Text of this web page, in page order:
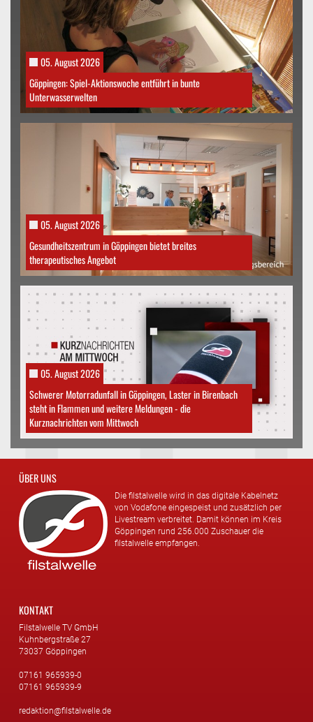
05. August 2026
Göppingen: Spiel-Aktionswoche entführt in bunte
Unterwasserwelten
05. August 2026
Gesundheitszentrum in Göppingen bietet breites
therapeutisches Angebot
05. August 2026
Schwerer Motorradunfall in Göppingen, Laster in Birenbach
steht in Flammen und weitere Meldungen - die
Kurznachrichten vom Mittwoch
ÜBER UNS
Die filstalwelle wird in das digitale Kabelnetz
von Vodafone eingespeist und zusätzlich per
Livestream verbreitet. Damit können im Kreis
Göppingen rund 256.000 Zuschauer die
filstalwelle empfangen.
KONTAKT
Filstalwelle TV GmbH
Kuhnbergstraße 27
73037 Göppingen
07161 965939-0
07161 965939-9
redaktion@filstalwelle.de